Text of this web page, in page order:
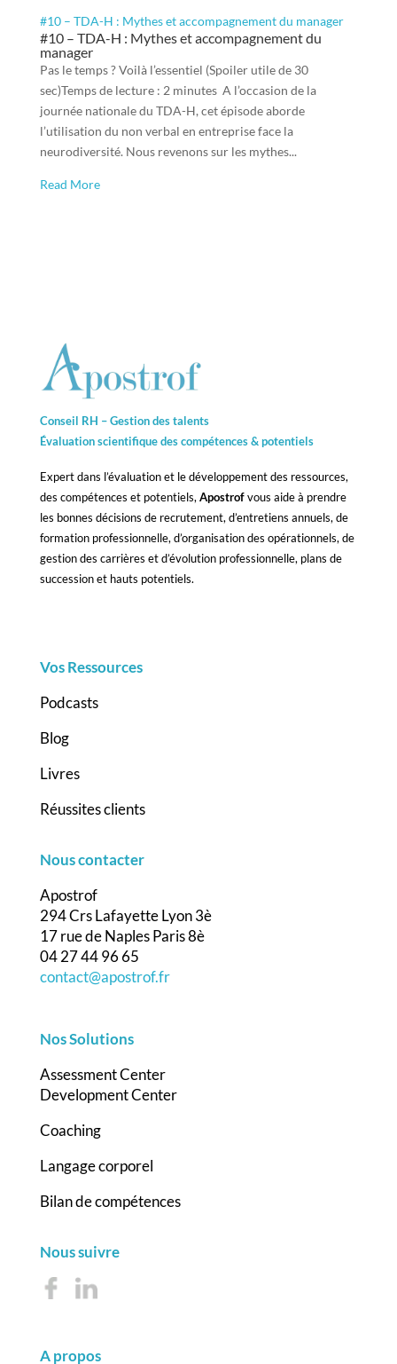
#10 – TDA-H : Mythes et accompagnement du manager
#10 – TDA-H : Mythes et accompagnement du
manager
Pas le temps ? Voilà l’essentiel (Spoiler utile de 30
sec)Temps de lecture : 2 minutes A l’occasion de la
journée nationale du TDA-H, cet épisode aborde
l’utilisation du non verbal en entreprise face la
neurodiversité. Nous revenons sur les mythes...
Read More
Conseil RH – Gestion des talents
Évaluation scientifique des compétences &potentiels
Expert dans l’évaluation et le développement des ressources,
des compétences et potentiels,Apostrofvous aide à prendre
les bonnes décisions de recrutement, d’entretiens annuels, de
formation professionnelle, d’organisation des opérationnels, de
gestion des carrières et d’évolution professionnelle, plans de
succession et hauts potentiels.
Vos Ressources
Podcasts
Blog
Livres
Réussites clients
Nous contacter
Apostrof
294 Crs Lafayette Lyon 3è
17 rue de Naples Paris 8è
04 27 44 96 65
contact@apostrof.fr
Nos Solutions
Assessment Center
Development Center
Coaching
Langage corporel
Bilan de compétences
Nous suivre
A propos